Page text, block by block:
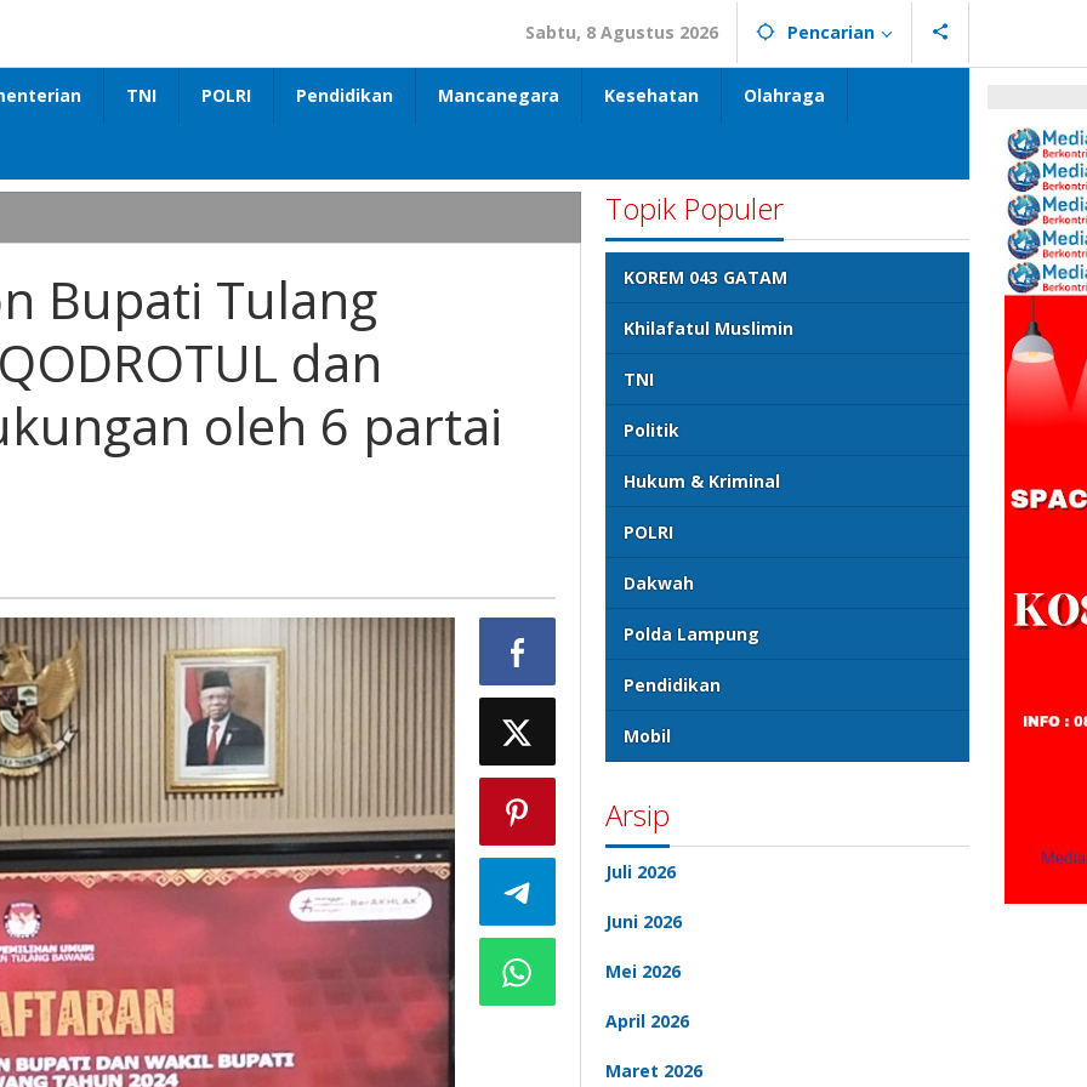
Sabtu, 8 Agustus 2026 Pencarian
TNI POLRI Pendidikan Mancanegara Kesehatan Olahraga
Bupati Tulang
dan
oleh 6 partai
Topik Populer
KOREM 043 GATAM
Khilafatul Muslimin
TNI
Politik
Hukum & Kriminal
POLRI
Dakwah
Polda Lampung
Pendidikan
Mobil
Arsip
Juli 2026
Juni 2026
Mei 2026
April 2026
Maret 2026